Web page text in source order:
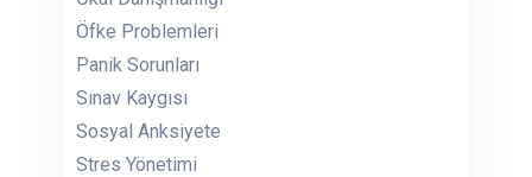
Öfke Problemleri
Panik Sorunları
Sınav Kaygısı
Sosyal Anksiyete
Stres Yönetimi